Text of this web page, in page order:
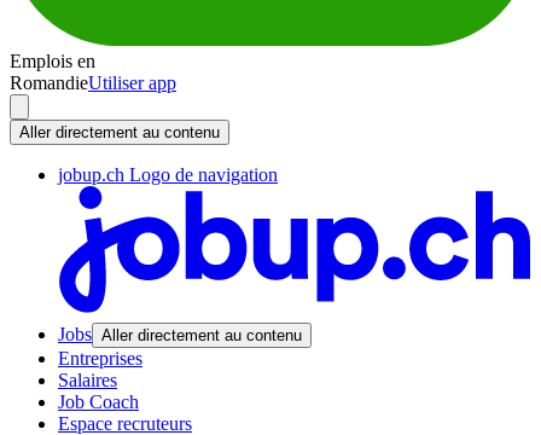
Emplois en
RomandieUtiliser app
Aller directement au contenu
jobup.ch Logo de navigation
Jobs Aller directement au contenu
Entreprises
Salaires
Job Coach
Espace recruteurs